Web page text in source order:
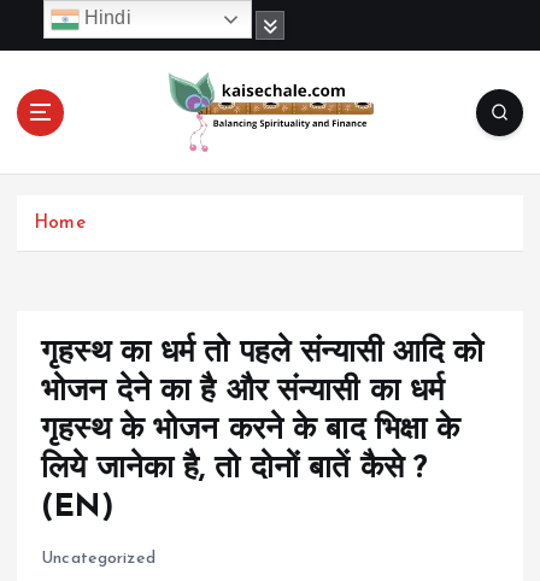
c
Home
गृहस्थ का धर्म तो पहले संन्यासी आदि को
भोजन देने का है और संन्यासी का धर्म
गृहस्थ के भोजन करने के बाद भिक्षा के
लिये जानेका है, तो दोनों बातें कैसे ?
(EN)
Uncategorized
Hindi